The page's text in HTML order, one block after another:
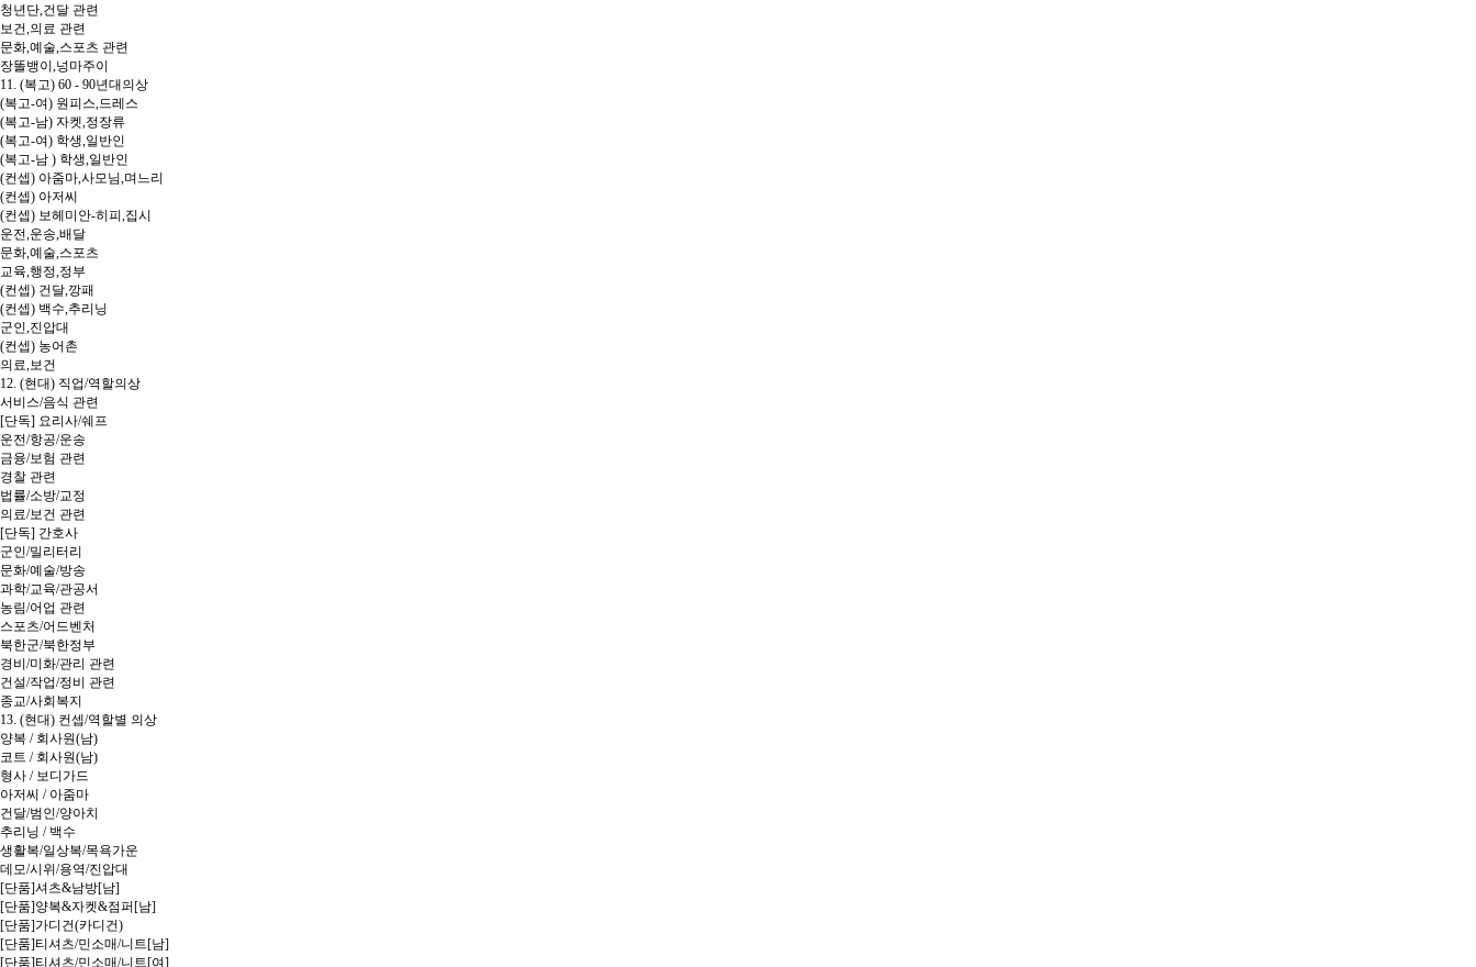
청년단,건달 관련
보건,의료 관련
문화,예술,스포츠 관련
장똘뱅이,넝마주이
11. (복고) 60 - 90년대의상
(복고-여) 원피스,드레스
(복고-남) 자켓,정장류
(복고-여) 학생,일반인
(복고-남 ) 학생,일반인
(컨셉) 아줌마,사모님,며느리
(컨셉) 아저씨
(컨셉) 보헤미안-히피,집시
운전,운송,배달
문화,예술,스포츠
교육,행정,정부
(컨셉) 건달,깡패
(컨셉) 백수,추리닝
군인,진압대
(컨셉) 농어촌
의료,보건
12. (현대) 직업/역할의상
서비스/음식 관련
[단독] 요리사/쉐프
운전/항공/운송
금융/보험 관련
경찰 관련
법률/소방/교정
의료/보건 관련
[단독] 간호사
군인/밀리터리
문화/예술/방송
과학/교육/관공서
농림/어업 관련
스포츠/어드벤처
북한군/북한정부
경비/미화/관리 관련
건설/작업/정비 관련
종교/사회복지
13. (현대) 컨셉/역할별 의상
양복 / 회사원(남)
코트 / 회사원(남)
형사 / 보디가드
아저씨 / 아줌마
건달/범인/양아치
추리닝 / 백수
생활복/일상복/목욕가운
데모/시위/용역/진압대
[단품]셔츠&남방[남]
[단품]양복&자켓&점퍼[남]
[단품]가디건(카디건)
[단품]티셔츠/민소매/니트[남]
[단품]티셔츠/민소매/니트[여]